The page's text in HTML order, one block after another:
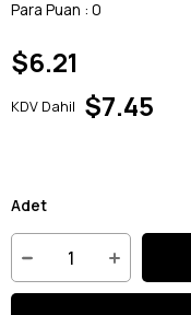
Para Puan : 0
$6.21
KDV Dahil $7.45
Adet